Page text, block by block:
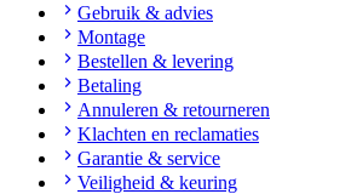
Gebruik & advies
Montage
Bestellen & levering
Betaling
Annuleren & retourneren
Klachten en reclamaties
Garantie & service
Veiligheid & keuring